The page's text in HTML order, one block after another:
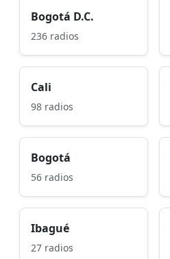
Bogotá D.C.
236 radios
Cali
98 radios
Bogotá
56 radios
Ibagué
27 radios